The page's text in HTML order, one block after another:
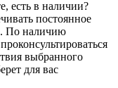
есть в наличии?
постоянное
По наличию
выбранного
для вас